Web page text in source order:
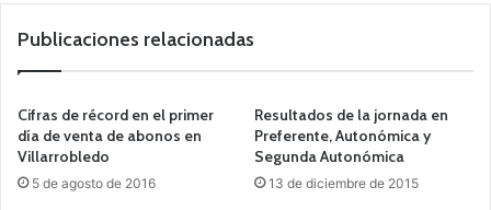
Publicaciones relacionadas
Cifras de récord en el primer
día de venta de abonos en
Villarrobledo
5 de agosto de 2016
Resultados de la jornada en
Preferente, Autonómica y
Segunda Autonómica
13 de diciembre de 2015